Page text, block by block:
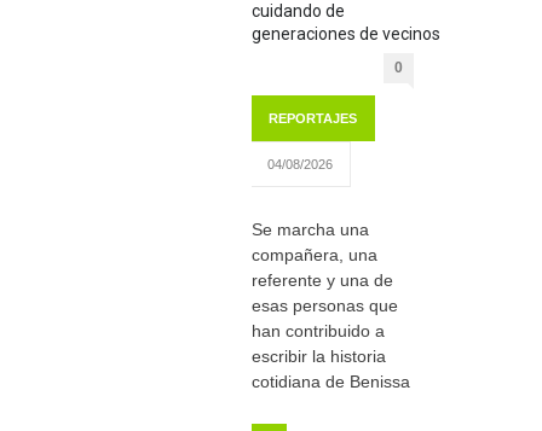
cuidando de
generaciones de vecinos
0
REPORTAJES
04/08/2026
Se marcha una
compañera, una
referente y una de
esas personas que
han contribuido a
escribir la historia
cotidiana de Benissa